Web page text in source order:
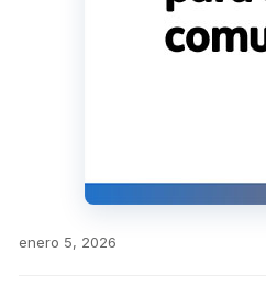
enero 5, 2026